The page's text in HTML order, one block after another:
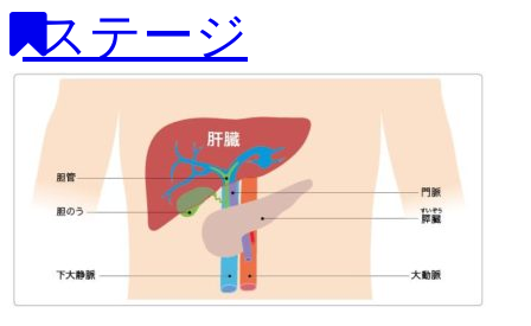
ステージ